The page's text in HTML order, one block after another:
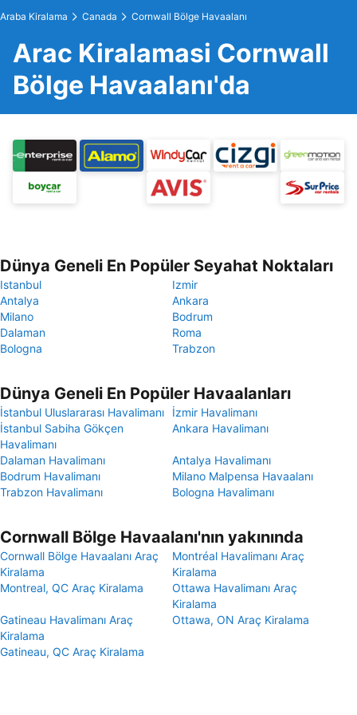
Araba Kiralama Canada Cornwall Bölge Havaalanı
Arac Kiralamasi Cornwall
Bölge Havaalanı'da
Dünya Geneli En Popüler Seyahat Noktaları
Istanbul
Izmir
Antalya
Ankara
Milano
Bodrum
Dalaman
Roma
Bologna
Trabzon
Dünya Geneli En Popüler Havaalanları
İstanbul Uluslararası Havalimanı
İzmir Havalimanı
İstanbul Sabiha Gökçen
Havalimanı
Ankara Havalimanı
Dalaman Havalimanı
Antalya Havalimanı
Bodrum Havalimanı
Milano Malpensa Havaalanı
Trabzon Havalimanı
Bologna Havalimanı
Cornwall Bölge Havaalanı'nın yakınında
Cornwall Bölge Havaalanı Araç
Kiralama
Montréal Havalimanı Araç
Kiralama
Montreal, QC Araç Kiralama
Ottawa Havalimanı Araç
Kiralama
Gatineau Havalimanı Araç
Kiralama
Ottawa, ON Araç Kiralama
Gatineau, QC Araç Kiralama